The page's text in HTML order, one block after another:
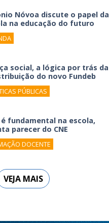
Nóvoa discute o papel da
na educação do futuro
social, a lógica por trás da
do novo Fundeb
PÚBLICAS
fundamental na escola,
parecer do CNE
DOCENTE
VEJA MAIS